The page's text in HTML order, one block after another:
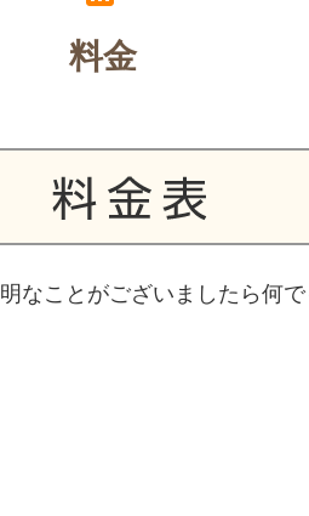
料金
なことがございましたら何